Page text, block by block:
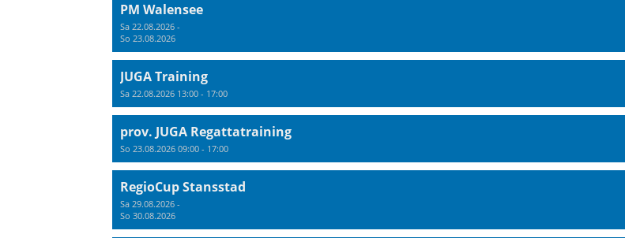
PM Walensee
Sa 22.08.2026 -
So 23.08.2026
JUGA Training
Sa 22.08.2026 13:00 - 17:00
prov. JUGA Regattatraining
So 23.08.2026 09:00 - 17:00
RegioCup Stansstad
Sa 29.08.2026 -
So 30.08.2026